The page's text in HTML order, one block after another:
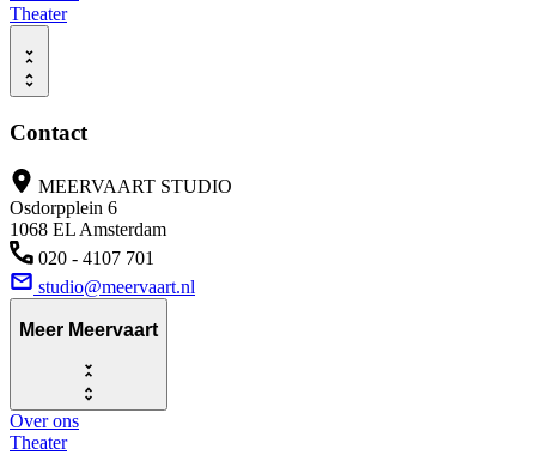
Theater
Contact
MEERVAART STUDIO
Osdorpplein 6
1068 EL Amsterdam
020 - 4107 701
studio@meervaart.nl
Meer Meervaart
Over ons
Theater